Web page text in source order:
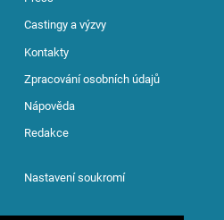
Castingy a výzvy
Kontakty
Zpracování osobních údajů
Nápověda
Redakce
Nastavení soukromí